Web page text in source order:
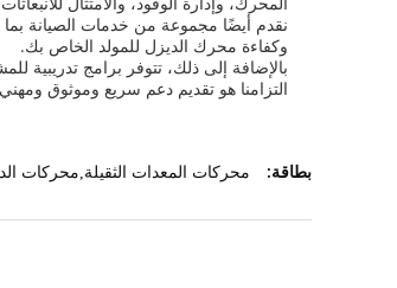
نقدم أيضًا مجموعة من خدمات الصيانة
وكفاءة محرك الديزل للمولد الخاص بك.
بالإضافة إلى ذلك، تتوفر برامج تدريبية
التزامنا هو تقديم دعم سريع وموثوق
بطاقة: محركات المعدات الثقيلة,محركات